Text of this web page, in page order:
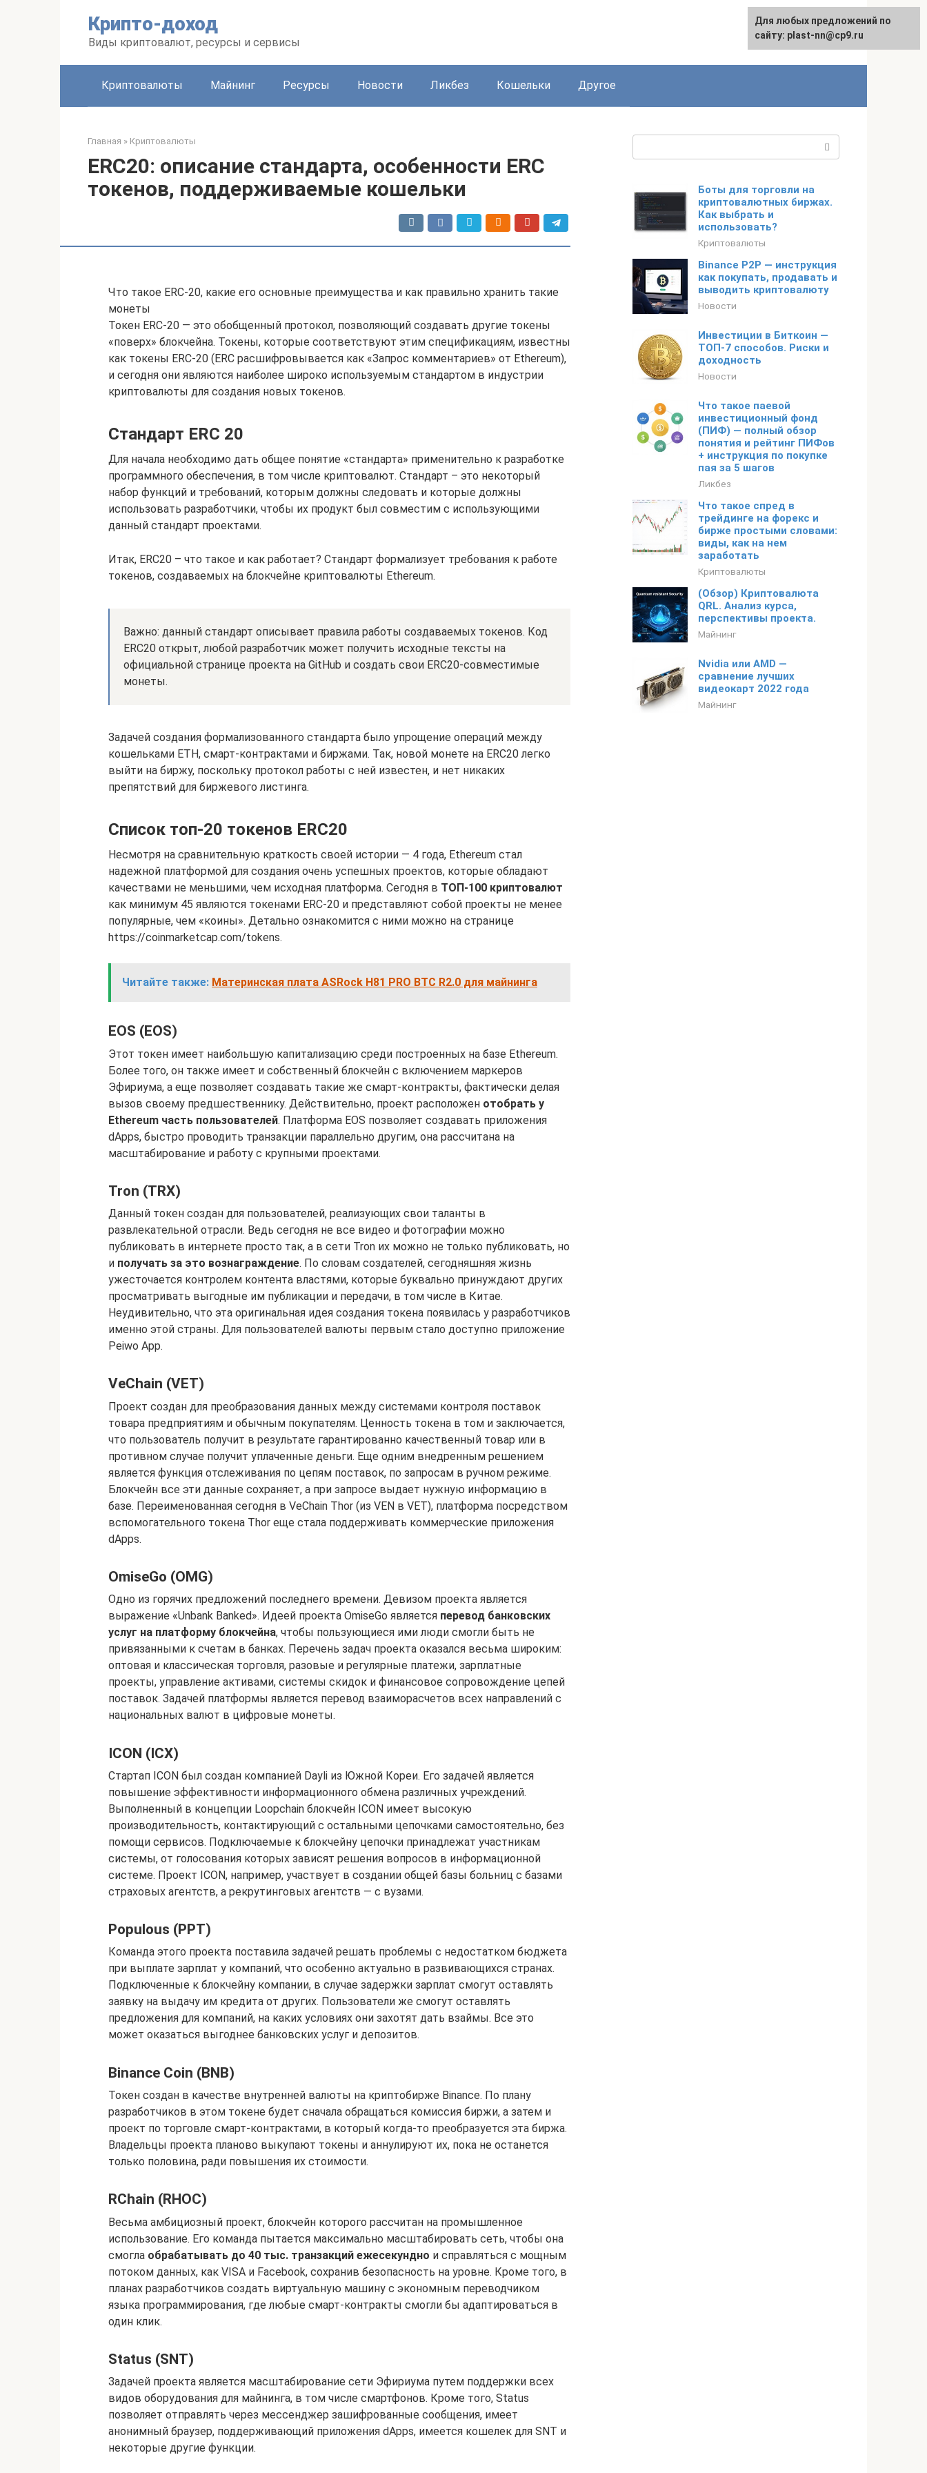
Крипто-доход
Виды криптовалют, ресурсы и сервисы
Криптовалюты Майнинг Ресурсы Новости Ликбез Кошельки Другое
Главная » Криптовалюты
ERC20: описание стандарта, особенности ERC
токенов, поддерживаемые кошельки
Что такое ERC-20, какие его основные преимущества и как правильно хранить такие
монеты
Токен ERC-20 — это обобщенный протокол, позволяющий создавать другие токены
«поверх» блокчейна. Токены, которые соответствуют этим спецификациям, известны
как токены ERC-20 (ERC расшифровывается как «Запрос комментариев» от Ethereum),
и сегодня они являются наиболее широко используемым стандартом в индустрии
криптовалюты для создания новых токенов.
Стандарт ERC 20
Для начала необходимо дать общее понятие «стандарта» применительно к разработке
программного обеспечения, в том числе криптовалют. Стандарт – это некоторый
набор функций и требований, которым должны следовать и которые должны
использовать разработчики, чтобы их продукт был совместим с использующими
данный стандарт проектами.
Итак, ERC20 – что такое и как работает? Стандарт формализует требования к работе
токенов, создаваемых на блокчейне криптовалюты Ethereum.
Важно: данный стандарт описывает правила работы создаваемых токенов. Код
ERC20 открыт, любой разработчик может получить исходные тексты на
официальной странице проекта на GitHub и создать свои ERC20-совместимые
монеты.
Задачей создания формализованного стандарта было упрощение операций между
кошельками ETH, смарт-контрактами и биржами. Так, новой монете на ERC20 легко
выйти на биржу, поскольку протокол работы с ней известен, и нет никаких
препятствий для биржевого листинга.
Список топ-20 токенов ERC20
Несмотря на сравнительную краткость своей истории — 4 года, Ethereum стал
надежной платформой для создания очень успешных проектов, которые обладают
качествами не меньшими, чем исходная платформа. Сегодня в ТОП-100 криптовалют
как минимум 45 являются токенами ERC-20 и представляют собой проекты не менее
популярные, чем «коины». Детально ознакомится с ними можно на странице
https://coinmarketcap.com/tokens.
Читайте также: Материнская плата ASRock H81 PRO BTC R2.0 для майнинга
EOS (EOS)
Этот токен имеет наибольшую капитализацию среди построенных на базе Ethereum.
Более того, он также имеет и собственный блокчейн с включением маркеров
Эфириума, а еще позволяет создавать такие же смарт-контракты, фактически делая
вызов своему предшественнику. Действительно, проект расположен отобрать у
Ethereum часть пользователей. Платформа EOS позволяет создавать приложения
dApps, быстро проводить транзакции параллельно другим, она рассчитана на
масштабирование и работу с крупными проектами.
Tron (TRX)
Данный токен создан для пользователей, реализующих свои таланты в
развлекательной отрасли. Ведь сегодня не все видео и фотографии можно
публиковать в интернете просто так, а в сети Tron их можно не только публиковать, но
и получать за это вознаграждение. По словам создателей, сегодняшняя жизнь
ужесточается контролем контента властями, которые буквально принуждают других
просматривать выгодные им публикации и передачи, в том числе в Китае.
Неудивительно, что эта оригинальная идея создания токена появилась у разработчиков
именно этой страны. Для пользователей валюты первым стало доступно приложение
Peiwo App.
VeChain (VET)
Проект создан для преобразования данных между системами контроля поставок
товара предприятиям и обычным покупателям. Ценность токена в том и заключается,
что пользователь получит в результате гарантированно качественный товар или в
противном случае получит уплаченные деньги. Еще одним внедренным решением
является функция отслеживания по цепям поставок, по запросам в ручном режиме.
Блокчейн все эти данные сохраняет, а при запросе выдает нужную информацию в
базе. Переименованная сегодня в VeChain Thor (из VEN в VET), платформа посредством
вспомогательного токена Thor еще стала поддерживать коммерческие приложения
dApps.
OmiseGo (OMG)
Одно из горячих предложений последнего времени. Девизом проекта является
выражение «Unbank Banked». Идеей проекта OmiseGo является перевод банковских
услуг на платформу блокчейна, чтобы пользующиеся ими люди смогли быть не
привязанными к счетам в банках. Перечень задач проекта оказался весьма широким:
оптовая и классическая торговля, разовые и регулярные платежи, зарплатные
проекты, управление активами, системы скидок и финансовое сопровождение цепей
поставок. Задачей платформы является перевод взаиморасчетов всех направлений с
национальных валют в цифровые монеты.
ICON (ICX)
Стартап ICON был создан компанией Dayli из Южной Кореи. Его задачей является
повышение эффективности информационного обмена различных учреждений.
Выполненный в концепции Loopchain блокчейн ICON имеет высокую
производительность, контактирующий с остальными цепочками самостоятельно, без
помощи сервисов. Подключаемые к блокчейну цепочки принадлежат участникам
системы, от голосования которых зависят решения вопросов в информационной
системе. Проект ICON, например, участвует в создании общей базы больниц с базами
страховых агентств, а рекрутинговых агентств — с вузами.
Populous (PPT)
Команда этого проекта поставила задачей решать проблемы с недостатком бюджета
при выплате зарплат у компаний, что особенно актуально в развивающихся странах.
Подключенные к блокчейну компании, в случае задержки зарплат смогут оставлять
заявку на выдачу им кредита от других. Пользователи же смогут оставлять
предложения для компаний, на каких условиях они захотят дать взаймы. Все это
может оказаться выгоднее банковских услуг и депозитов.
Binance Coin (BNB)
Токен создан в качестве внутренней валюты на криптобирже Binance. По плану
разработчиков в этом токене будет сначала обращаться комиссия биржи, а затем и
проект по торговле смарт-контрактами, в который когда-то преобразуется эта биржа.
Владельцы проекта планово выкупают токены и аннулируют их, пока не останется
только половина, ради повышения их стоимости.
RChain (RHOC)
Весьма амбициозный проект, блокчейн которого рассчитан на промышленное
использование. Его команда пытается максимально масштабировать сеть, чтобы она
смогла обрабатывать до 40 тыс. транзакций ежесекундно и справляться с мощным
потоком данных, как VISA и Facebook, сохранив безопасность на уровне. Кроме того, в
планах разработчиков создать виртуальную машину с экономным переводчиком
языка программирования, где любые смарт-контракты смогли бы адаптироваться в
один клик.
Status (SNT)
Задачей проекта является масштабирование сети Эфириума путем поддержки всех
видов оборудования для майнинга, в том числе смартфонов. Кроме того, Status
позволяет отправлять через мессенджер зашифрованные сообщения, имеет
анонимный браузер, поддерживающий приложения dApps, имеется кошелек для SNT и
некоторые другие функции.
Боты для торговли на
криптовалютных биржах.
Как выбрать и
использовать?
Криптовалюты
Binance P2P — инструкция
как покупать, продавать и
выводить криптовалюту
Новости
Инвестиции в Биткоин —
ТОП-7 способов. Риски и
доходность
Новости
Что такое паевой
инвестиционный фонд
(ПИФ) — полный обзор
понятия и рейтинг ПИФов
+ инструкция по покупке
пая за 5 шагов
Ликбез
Что такое спред в
трейдинге на форекс и
бирже простыми словами:
виды, как на нем
заработать
Криптовалюты
(Обзор) Криптовалюта
QRL. Анализ курса,
перспективы проекта.
Майнинг
Nvidia или AMD —
сравнение лучших
видеокарт 2022 года
Майнинг
Для любых предложений по
сайту: plast-nn@cp9.ru